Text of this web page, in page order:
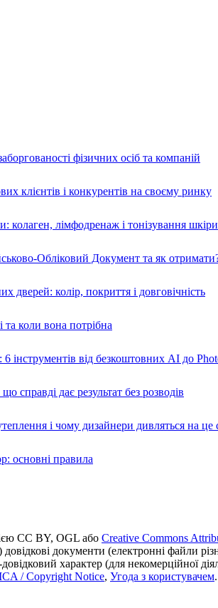
фізичних осіб та компаній
клієнтів і конкурентів на своєму ринку
колаген, лімфодренаж і тонізування шкіри
Обліковий Документ та як
дверей: колір, покриття і довговічність
та коли вона потрібна
інструментів від безкоштовних AI до
справді дає результат без розводів
і чому дизайнери дивляться на це
основні правила
CC BY, OGL або Creative Commons
довідкові документи (електронні файли
характер (для некомерційної
/ Copyright Notice, Угода з користувачем.